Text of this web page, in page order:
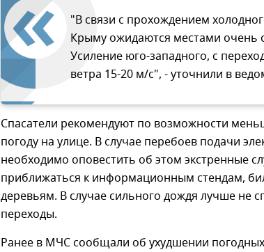
"В связи с прохождением
Крыму ожидаются местами очень
Усиление юго-западного, с
ветра 15-20 м/с", - уточнили в
Спасатели рекомендуют по возможности
погоду на улице. В случае перебоев подачи
необходимо оповестить об этом экстренные
приближаться к информационным стендам,
деревьям. В случае сильного дождя лучше не
переходы.
Ранее в МЧС сообщали об ухудшении погодных